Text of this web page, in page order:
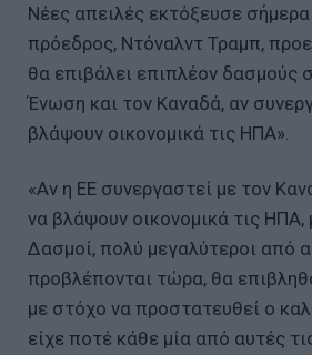
Νέες απειλές εκτόξευσε
πρόεδρος, Ντόναλντ Τραμπ,
θα επιβάλει επιπλέον δασμούς
Ένωση και τον Καναδά, αν
βλάψουν οικονομικά τις ΗΠΑ».
«Αν η ΕΕ συνεργαστεί με τον
να βλάψουν οικονομικά τις ΗΠΑ,
Δασμοί, πολύ μεγαλύτεροι από
προβλέπονται τώρα, θα
με στόχο να προστατευθεί ο
είχε ποτέ κάθε μία από αυτές